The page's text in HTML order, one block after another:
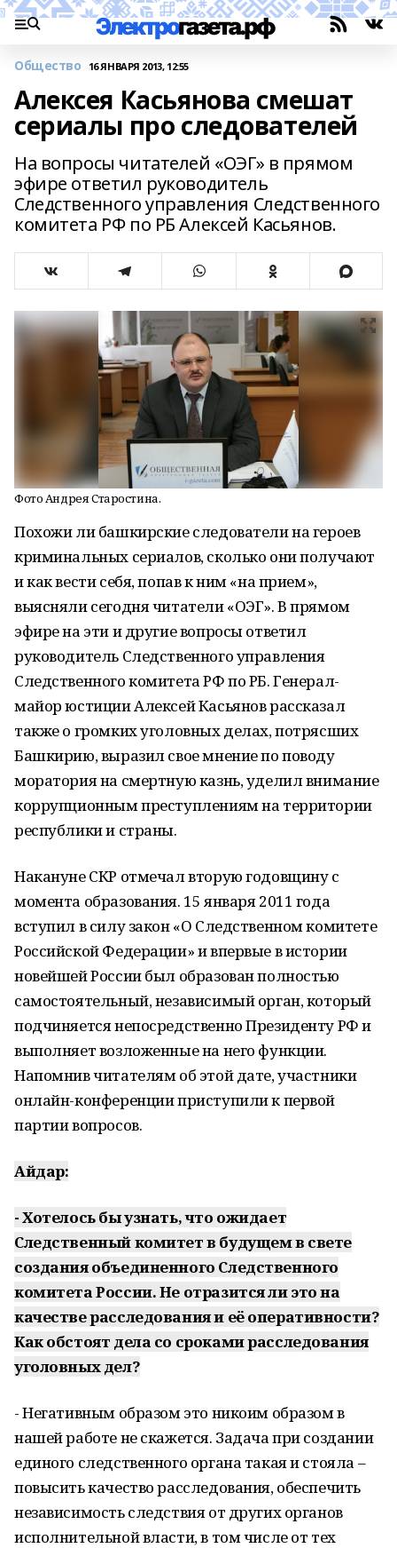
Общество 16 ЯНВАРЯ 2013, 12:55
Алексея Касьянова смешат
сериалы про следователей
На вопросы читателей «ОЭГ» в прямом
эфире ответил руководитель
Следственного управления Следственного
комитета РФ по РБ Алексей Касьянов.
Фото Андрея Старостина.
Похожи ли башкирские следователи на героев
криминальных сериалов, сколько они получают
и как вести себя, попав к ним «на прием»,
выясняли сегодня читатели «ОЭГ». В прямом
эфире на эти и другие вопросы ответил
руководитель Следственного управления
Следственного комитета РФ по РБ. Генерал-
майор юстиции Алексей Касьянов рассказал
также о громких уголовных делах, потрясших
Башкирию, выразил свое мнение по поводу
моратория на смертную казнь, уделил внимание
коррупционным преступлениям на территории
республики и страны.
Накануне СКР отмечал вторую годовщину с
момента образования. 15 января 2011 года
вступил в силу закон «О Следственном комитете
Российской Федерации» и впервые в истории
новейшей России был образован полностью
самостоятельный, независимый орган, который
подчиняется непосредственно Президенту РФ и
выполняет возложенные на него функции.
Напомнив читателям об этой дате, участники
онлайн-конференции приступили к первой
партии вопросов.
Айдар:
- Хотелось бы узнать, что ожидает
Следственный комитет в будущем в свете
создания объединенного Следственного
комитета России. Не отразится ли это на
качестве расследования и её оперативности?
Как обстоят дела со сроками расследования
уголовных дел?
- Негативным образом это никоим образом в
нашей работе не скажется. Задача при создании
единого следственного органа такая и стояла –
повысить качество расследования, обеспечить
независимость следствия от других органов
исполнительной власти, в том числе от тех